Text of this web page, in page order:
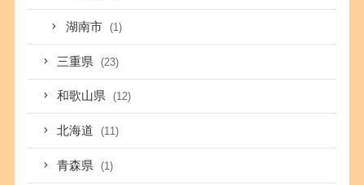
湖南市 (1)
三重県 (23)
和歌山県 (12)
北海道 (11)
青森県 (1)